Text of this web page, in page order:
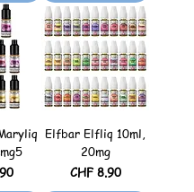
Elfbar Elfliq 10ml,
20mg
Preis
CHF 8.90